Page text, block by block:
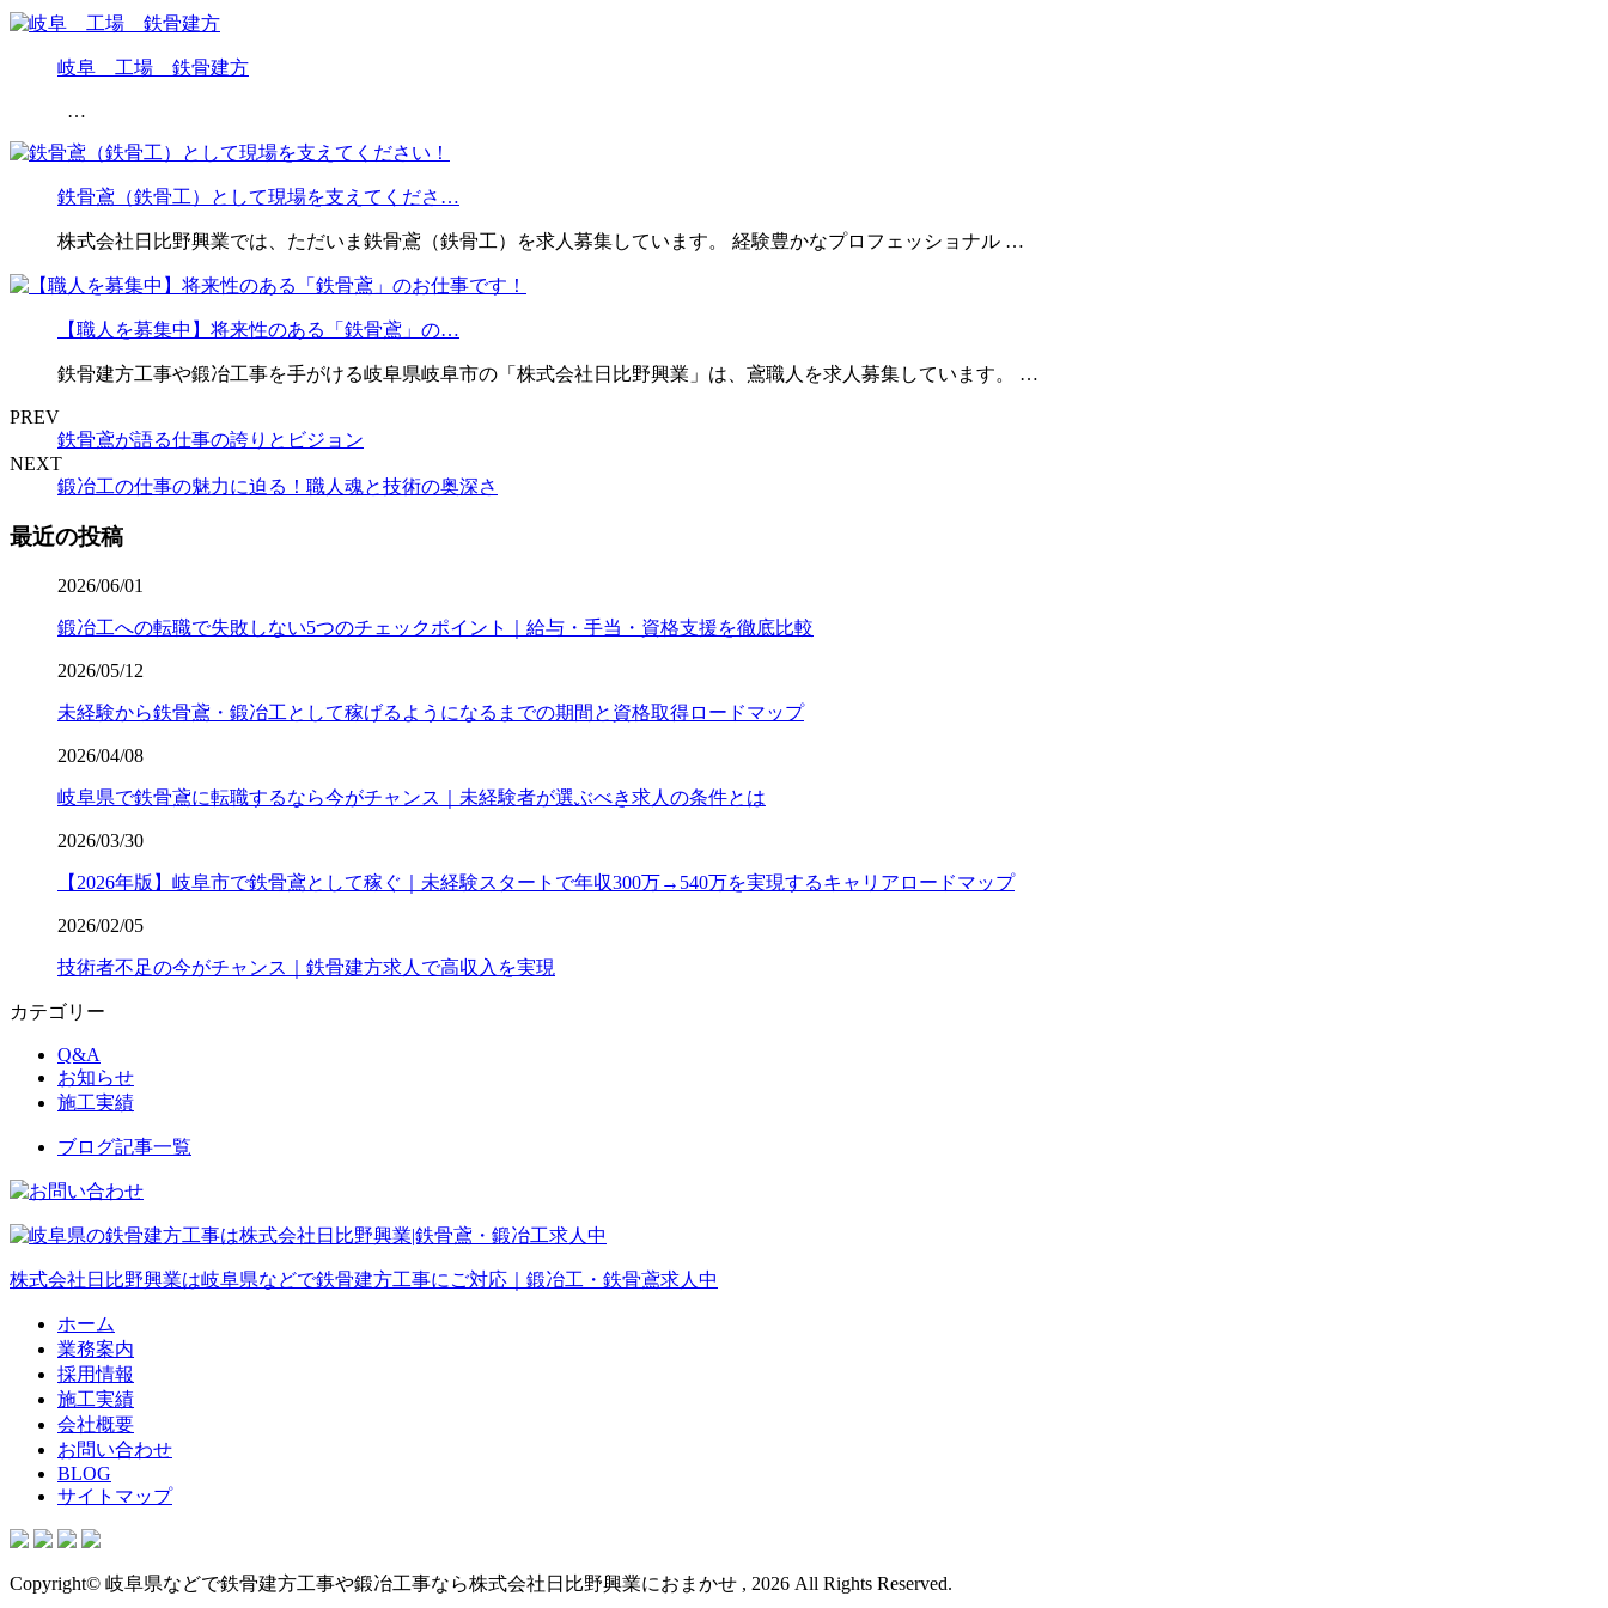
岐阜 工場 鉄骨建方
…
鉄骨鳶（鉄骨工）として現場を支えてくださ…
株式会社日比野興業では、ただいま鉄骨鳶（鉄骨工）を求人募集しています。 経験豊かなプロフェッショナル …
【職人を募集中】将来性のある「鉄骨鳶」の…
鉄骨建方工事や鍛冶工事を手がける岐阜県岐阜市の「株式会社日比野興業」は、鳶職人を求人募集しています。 …
PREV
鉄骨鳶が語る仕事の誇りとビジョン
NEXT
鍛冶工の仕事の魅力に迫る！職人魂と技術の奥深さ
最近の投稿
2026/06/01
鍛冶工への転職で失敗しない5つのチェックポイント｜給与・手当・資格支援を徹底比較
2026/05/12
未経験から鉄骨鳶・鍛冶工として稼げるようになるまでの期間と資格取得ロードマップ
2026/04/08
岐阜県で鉄骨鳶に転職するなら今がチャンス｜未経験者が選ぶべき求人の条件とは
2026/03/30
【2026年版】岐阜市で鉄骨鳶として稼ぐ｜未経験スタートで年収300万→540万を実現するキャリアロードマップ
2026/02/05
技術者不足の今がチャンス｜鉄骨建方求人で高収入を実現
カテゴリー
Q&A
お知らせ
施工実績
ブログ記事一覧
株式会社日比野興業は岐阜県などで鉄骨建方工事にご対応｜鍛冶工・鉄骨鳶求人中
ホーム
業務案内
採用情報
施工実績
会社概要
お問い合わせ
BLOG
サイトマップ
Copyright© 岐阜県などで鉄骨建方工事や鍛冶工事なら株式会社日比野興業におまかせ , 2026 All Rights Reserved.